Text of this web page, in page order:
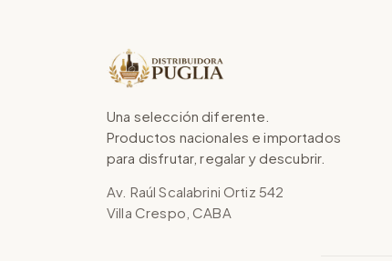
Una selección diferente.
Productos nacionales e importados
para disfrutar, regalar y descubrir.
Av. Raúl Scalabrini Ortiz 542
Villa Crespo, CABA